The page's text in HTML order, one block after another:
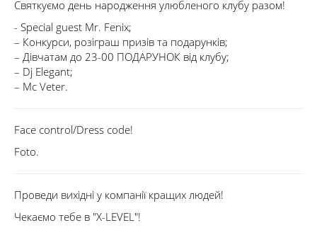
Святкуємо день народження улюбленого клубу разом!
- Special guest Mr. Fenix;
– Конкурси, розіграш призів та подарунків;
– Дівчатам до 23-00 ПОДАРУНОК від клубу;
– Dj Elegant;
– Mc Veter.
Face control/Dress code!
Foto.
Проведи вихідні у компанії кращих людей!
Чекаємо тебе в "Х-LEVEL"!